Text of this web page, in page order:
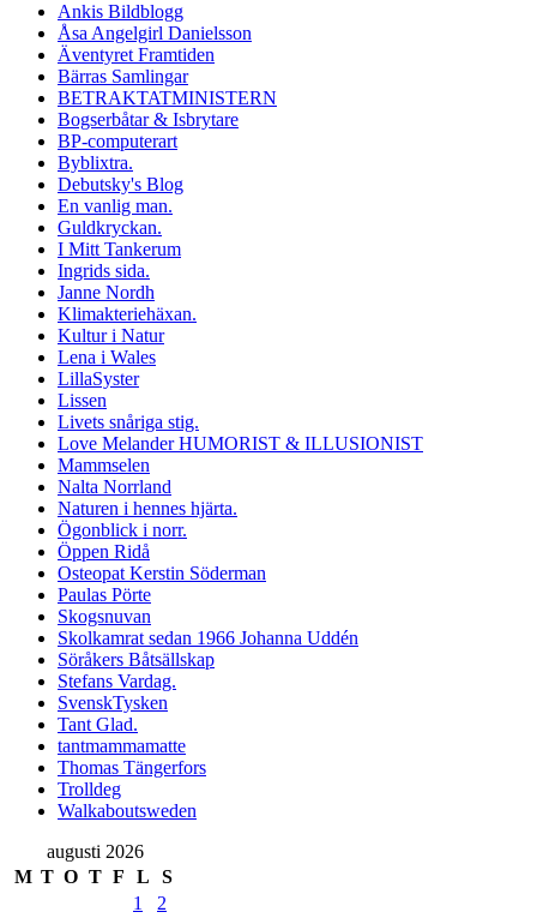
Ankis Bildblogg
Åsa Angelgirl Danielsson
Äventyret Framtiden
Bärras Samlingar
BETRAKTATMINISTERN
Bogserbåtar & Isbrytare
BP-computerart
Byblixtra.
Debutsky's Blog
En vanlig man.
Guldkryckan.
I Mitt Tankerum
Ingrids sida.
Janne Nordh
Klimakteriehäxan.
Kultur i Natur
Lena i Wales
LillaSyster
Lissen
Livets snåriga stig.
Love Melander HUMORIST & ILLUSIONIST
Mammselen
Nalta Norrland
Naturen i hennes hjärta.
Ögonblick i norr.
Öppen Ridå
Osteopat Kerstin Söderman
Paulas Pörte
Skogsnuvan
Skolkamrat sedan 1966 Johanna Uddén
Söråkers Båtsällskap
Stefans Vardag.
SvenskTysken
Tant Glad.
tantmammamatte
Thomas Tängerfors
Trolldeg
Walkaboutsweden
augusti 2026
M T O T F L
S
1
2